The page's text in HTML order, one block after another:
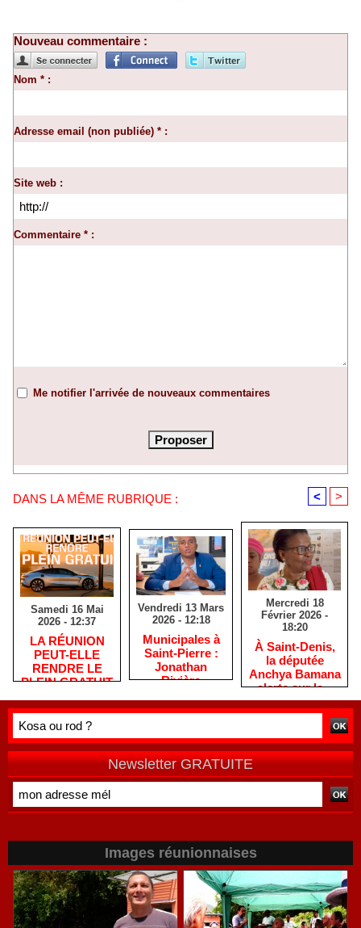
Nouveau commentaire :
Nom * :
Adresse email (non publiée) * :
Site web :
Commentaire * :
Me notifier l'arrivée de nouveaux commentaires
DANS LA MÊME RUBRIQUE : < >
Samedi 16 Mai
2026 - 12:37
​LA RÉUNION
PEUT-ELLE
RENDRE LE
PLEIN GRATUIT
Vendredi 13 Mars
2026 - 12:18
​Municipales à
Saint-Pierre :
Jonathan
Rivière
habitants après
de terrain
Mercredi 18
Février 2026 -
18:20
​À Saint-Denis,
la députée
Anchya Bamana
alerte sur la «
double peine »
vécue par
Newsletter GRATUITE
Images réunionnaises